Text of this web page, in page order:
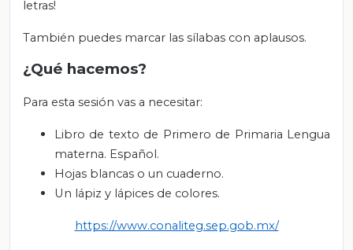
letras!
También puedes marcar las sílabas con aplausos.
¿Qué hacemos?
Para esta sesión vas a necesitar:
Libro de texto de Primero de Primaria Lengua
materna. Español.
Hojas blancas o un cuaderno.
Un lápiz y lápices de colores.
https://www.conaliteg.sep.gob.mx/